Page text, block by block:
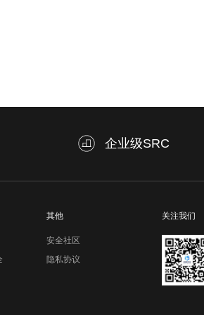
企业级SRC
其他
安全社区
隐私协议
关注我们